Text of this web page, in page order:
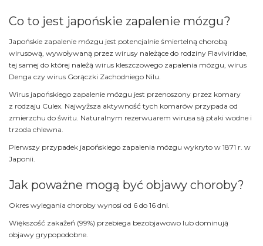
Co to jest japońskie zapalenie mózgu?
Japońskie zapalenie mózgu jest potencjalnie śmiertelną chorobą
wirusową, wywoływaną przez wirusy należące do rodziny Flaviviridae,
tej samej do której należą wirus kleszczowego zapalenia mózgu, wirus
Denga czy wirus Gorączki Zachodniego Nilu.
Wirus japońskiego zapalenie mózgu jest przenoszony przez komary
z rodzaju Culex. Najwyższa aktywność tych komarów przypada od
zmierzchu do świtu. Naturalnym rezerwuarem wirusa są ptaki wodne i
trzoda chlewna.
Pierwszy przypadek japońskiego zapalenia mózgu wykryto w 1871 r. w
Japonii.
Jak poważne mogą być objawy choroby?
Okres wylegania choroby wynosi od 6 do 16 dni.
Większość zakażeń (99%) przebiega bezobjawowo lub dominują
objawy grypopodobne.